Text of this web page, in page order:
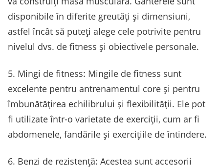
disponibile în diferite greutăți și dimensiuni,
astfel încât să puteți alege cele potrivite pentru
nivelul dvs. de fitness și obiectivele personale.
5. Mingi de fitness: Mingile de fitness sunt
excelente pentru antrenamentul core și pentru
îmbunătățirea echilibrului și flexibilității. Ele pot
fi utilizate într-o varietate de exerciții, cum ar fi
abdomenele, fandările și exercițiile de întindere.
6. Benzi de rezistență: Acestea sunt accesorii